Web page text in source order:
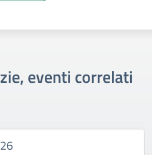
eventi correlati